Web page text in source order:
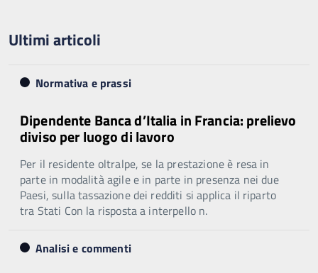
Ultimi articoli
Normativa e prassi
Dipendente Banca d’Italia in Francia: prelievo
diviso per luogo di lavoro
Per il residente oltralpe, se la prestazione è resa in
parte in modalità agile e in parte in presenza nei due
Paesi, sulla tassazione dei redditi si applica il riparto
tra Stati Con la risposta a interpello n.
Analisi e commenti